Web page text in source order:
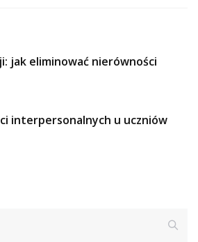
jak eliminować nierówności
interpersonalnych u uczniów